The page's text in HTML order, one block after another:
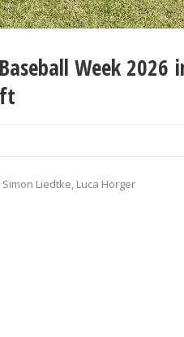
Week 2026
Liedtke, Luca Hörger